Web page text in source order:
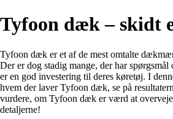
Tyfoon dæk – skidt
Tyfoon dæk er et af de mest omtalte
Der er dog stadig mange, der har
er en god investering til deres køretøj. I
hvem der laver Tyfoon dæk, se på
vurdere, om Tyfoon dæk er værd at
detaljerne!